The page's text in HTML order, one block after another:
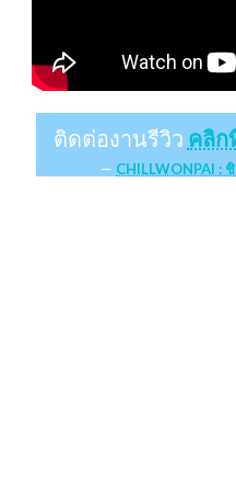
ติดต่องานรีวิว คลิก
CHILLWONPAI :